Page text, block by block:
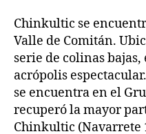
Chinkultic se
Valle de Comitán.
serie de colinas
acrópolis
se encuentra en el
recuperó la mayor
Chinkultic (Navarrete